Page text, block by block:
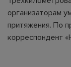
организаторам
притяжения. По
корреспондент